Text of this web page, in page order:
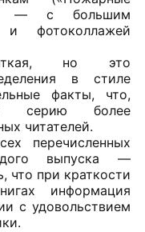
— с большим
и фотоколлажей
но это
в стиле
факты, что,
серию более
читателей.
перечисленных
выпуска —
что при краткости
информация
с удовольствием